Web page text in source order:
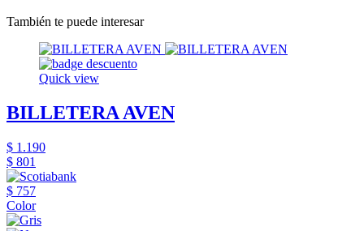
También te puede interesar
Quick view
BILLETERA AVEN
$ 1.190
$ 801
$ 757
Color